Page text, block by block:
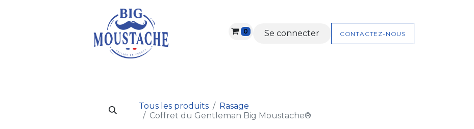
0 Se connecter CONTACTEZ-NOUS
Tous les produits
Rasage
Coffret du Gentleman Big Moustache®